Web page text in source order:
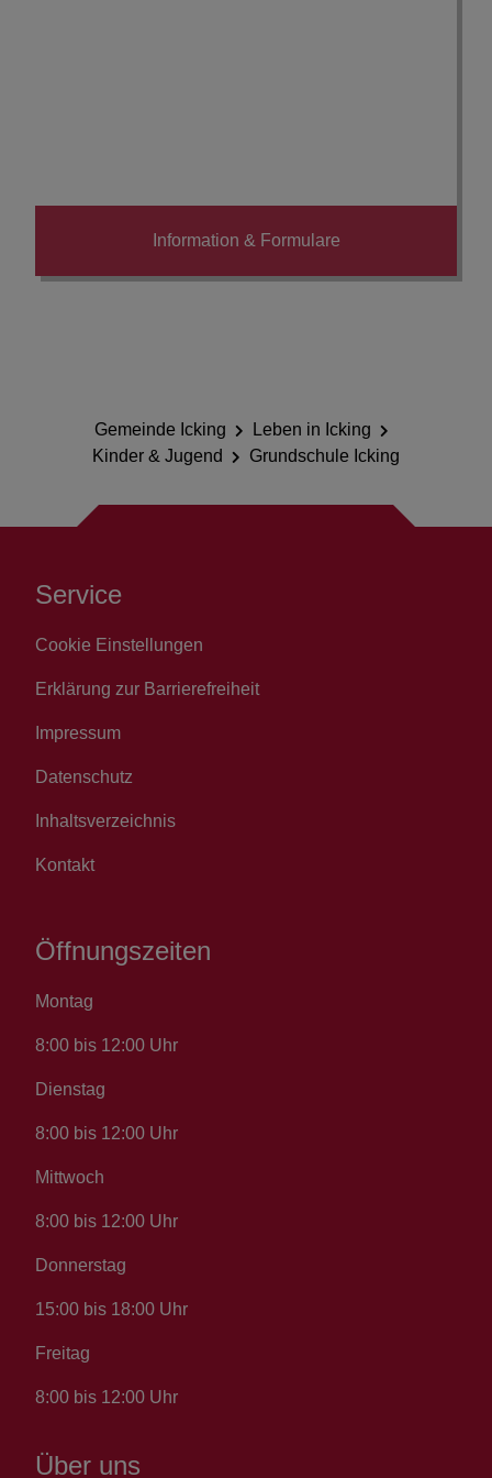
Information & Formulare
Gemeinde Icking
Leben in Icking
Kinder & Jugend
Grundschule Icking
Service
Cookie Einstellungen
Erklärung zur Barrierefreiheit
Impressum
Datenschutz
Inhaltsverzeichnis
Kontakt
Öffnungszeiten
Montag
8:00 bis 12:00 Uhr
Dienstag
8:00 bis 12:00 Uhr
Mittwoch
8:00 bis 12:00 Uhr
Donnerstag
15:00 bis 18:00 Uhr
Freitag
8:00 bis 12:00 Uhr
Über uns